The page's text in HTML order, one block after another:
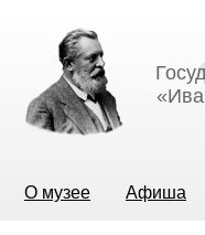
О музее Афиша